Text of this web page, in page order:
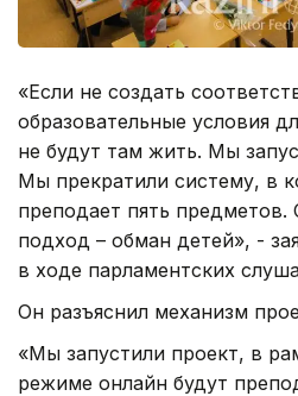
«Если не создать
образовательные условия
не будут там жить. Мы
Мы прекратили систему, в
преподает пять предметов.
подход – обман детей», -
в ходе парламентских
Он разъяснил механизм
«Мы запустили проект, в
режиме онлайн будут